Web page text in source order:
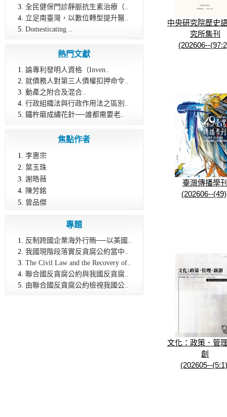
全民健保門診靜脈抗生素治療（..
立足南臺灣，以數位轉型提升醫..
Domesticating ..
熱門文獻
論專利發明人資格（Inven..
就債務人對第三人債權扣押命令..
動產之附合及混合..
行政組織法與行政作用法之區別..
鐵杵磨成繡花針──誰都需要老..
焦點作者
李惠宗
葉玉珠
謝皓薇
陳芳銘
曾品傑
專題
反制跨國企業海外行賄──以美國..
我國現階段落實反貪腐公約當中..
The Civil Law and the Recovery of..
聯合國反貪腐公約與我國反貪腐..
由聯合國反貪腐公約檢視我國公..
中央研究院歷史
究所集刊
(202606--
臺灣傳播學
(202606--
文化：政策．管
創
(202605--